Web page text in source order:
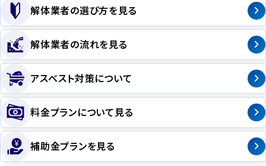
解体業者の選び方を見る
解体業者の流れを見る
アスベスト対策について
料金プランについて見る
補助金プランを見る